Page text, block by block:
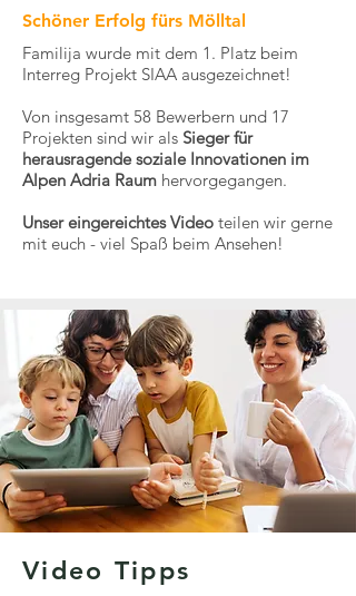
Schöner Erfolg fürs Mölltal
Familija wurde mit dem 1. Platz beim
Interreg Projekt SIAA ausgezeichnet!
Von insgesamt 58 Bewerbern und 17
Projekten sind wir als Sieger für
herausragende soziale Innovationen im
Alpen Adria Raum hervorgegangen.
Unser eingereichtes Video teilen wir gerne
mit euch - viel Spaß beim Ansehen!
Video Tipps